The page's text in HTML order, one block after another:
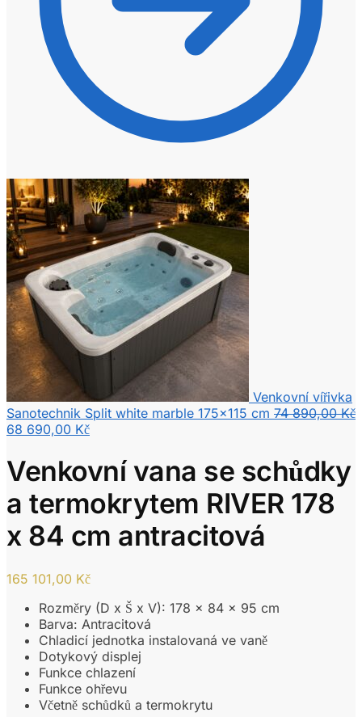
Venkovní vířivka
Sanotechnik Split white marble 175x115 cm 74 890,00Kč
Původní
byla:
74
890,00 Kč.
68 690,00 KčAktuální
68
690,00 Kč.
Venkovní vana se schůdky
a termokrytem RIVER 178
x 84 cm antracitová
165 101,00 Kč
Rozměry (D x Š x V): 178 x 84 x 95 cm
Barva: Antracitová
Chladicí jednotka instalovaná ve vaně
Dotykový displej
Funkce chlazení
Funkce ohřevu
Včetně schůdků a termokrytu